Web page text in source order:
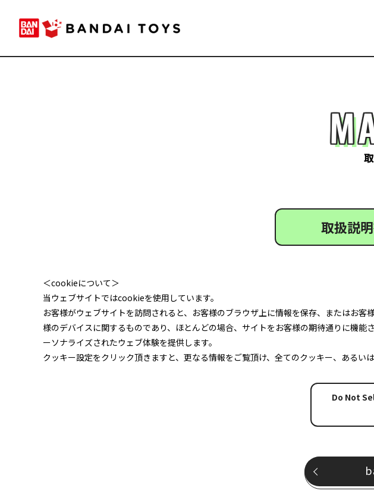
取扱説
＜cookieについて＞
当ウェブサイトではcookieを使用しています。
お客様がウェブサイトを訪問されると、お客様のブラウザ上に情報を保存、またはお
様のデバイスに関するものであり、ほとんどの場合、サイトをお客様の期待通りに機
ーソナライズされたウェブ体験を提供します。
クッキー設定をクリック頂きますと、更なる情報をご覧頂け、全てのクッキー、あるい
Do Not